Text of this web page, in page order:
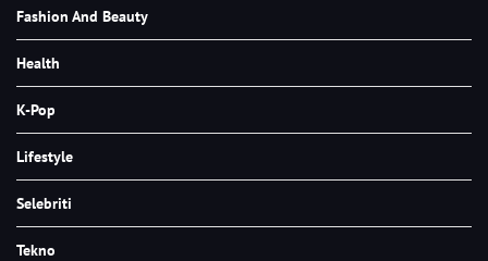
Fashion And Beauty
Health
K-Pop
Lifestyle
Selebriti
Tekno